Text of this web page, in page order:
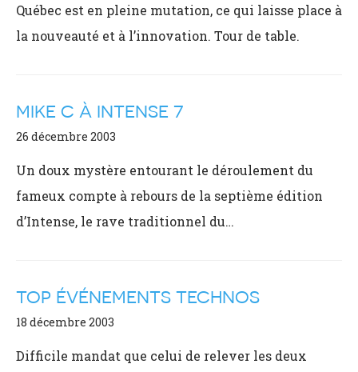
Québec est en pleine mutation, ce qui laisse place à
la nouveauté et à l’innovation. Tour de table.
MIKE C À INTENSE 7
26 décembre 2003
Un doux mystère entourant le déroulement du
fameux compte à rebours de la septième édition
d’Intense, le rave traditionnel du…
TOP ÉVÉNEMENTS TECHNOS
18 décembre 2003
Difficile mandat que celui de relever les deux